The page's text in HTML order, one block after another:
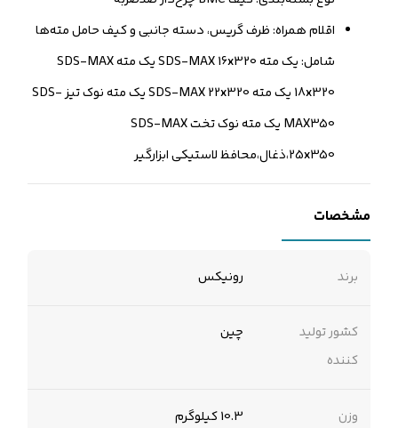
اقلام همراه: ظرف گریس، دسته جانبی و کیف حامل مته‌ها
شامل: یک مته SDS-MAX 16x320 یک مته SDS-MAX
18x320 یک مته SDS-MAX 22x320 یک مته نوک تیز SDS-
MAX350 یک مته نوک تخت SDS-MAX
25x350،ذغال،محافظ لاستیکی ابزارگیر
مشخصات
برند رونیکس
کشور تولید
کننده
چین
وزن 10.3 کیلوگرم